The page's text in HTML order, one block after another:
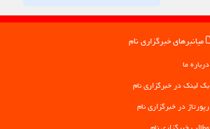
میانبرهای خبرگزاری نام
درباره ما
بک لینک در خبرگزاری نام
رپورتاژ در خبرگزاری نام